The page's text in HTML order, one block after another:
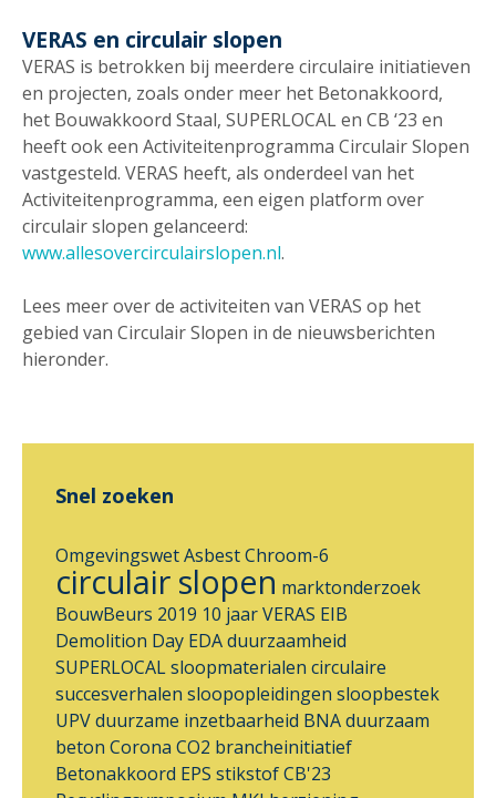
VERAS en circulair slopen
VERAS is betrokken bij meerdere circulaire initiatieven
en projecten, zoals onder meer het Betonakkoord,
het Bouwakkoord Staal, SUPERLOCAL en CB ‘23 en
heeft ook een Activiteitenprogramma Circulair Slopen
vastgesteld. VERAS heeft, als onderdeel van het
Activiteitenprogramma, een eigen platform over
circulair slopen gelanceerd:
www.allesovercirculairslopen.nl.
Lees meer over de activiteiten van VERAS op het
gebied van Circulair Slopen in de nieuwsberichten
hieronder.
Snel zoeken
OmgevingswetAsbestChroom-6
circulair slopen marktonderzoek
BouwBeurs 2019 10 jaar VERAS EIB
Demolition Day EDAduurzaamheid
SUPERLOCALsloopmaterialen circulaire
succesverhalen sloopopleidingen sloopbestek
UPVduurzame inzetbaarheid BNAduurzaam
beton Corona CO2 brancheinitiatief
Betonakkoord EPS stikstofCB'23